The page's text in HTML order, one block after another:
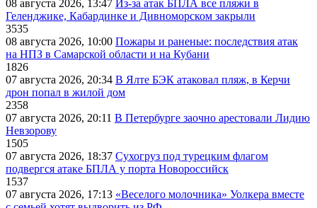
08 августа 2026, 13:47 Из-за атак БПЛА все пляжи в
Геленджике, Кабардинке и Дивноморском закрыли
3535
08 августа 2026, 10:00 Пожары и раненые: последствия атак
на НПЗ в Самарской области и на Кубани
1826
07 августа 2026, 20:34 В Ялте БЭК атаковал пляж, в Керчи
дрон попал в жилой дом
2358
07 августа 2026, 20:11 В Петербурге заочно арестовали Лидию
Невзорову
1505
07 августа 2026, 18:37 Сухогруз под турецким флагом
подвергся атаке БПЛА у порта Новороссийск
1537
07 августа 2026, 17:13 «Веселого молочника» Уолкера вместе